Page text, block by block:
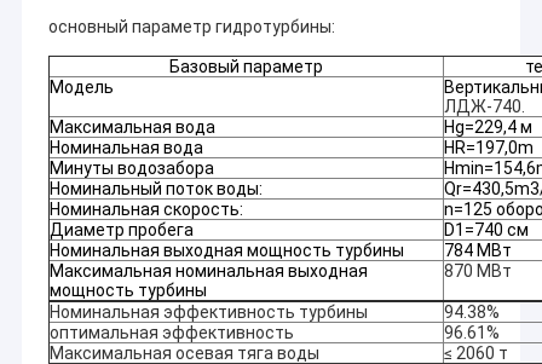
основный параметр гидротурбины:
Базовый параметр
Модель
ЛДЖ-740.
Максимальная вода
Hg=229,4 м
Номинальная вода
HR=197,0m
Минуты водозабора
Номинальный поток воды:
Номинальная скорость:
n=125
Диаметр пробега
D1=740 см
Номинальная выходная мощность турбины
784 МВт
Максимальная номинальная выходная
мощность турбины
870 МВт
Номинальная эффективность турбины
94.38%
оптимальная эффективность
96.61%
Максимальная осевая тяга воды
≤ 2060 т